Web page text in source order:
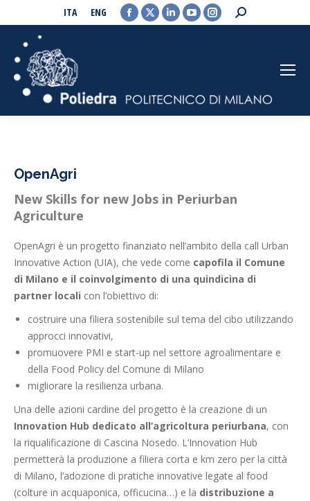
ITA ENG
Facebook
page
window
X
page
window
Linkedin
page
window
YouTube
page
window
Instagram
page
window
Search:
OpenAgri
New Skills for new Jobs in Periurban
Agriculture
OpenAgri è un progetto finanziato nell’ambito della call Urban
Innovative Action (UIA), che vede come capofila il Comune
di Milano e il coinvolgimento di una quindicina di
partner locali con l’obiettivo di:
costruire una filiera sostenibile sul tema del cibo utilizzando
approcci innovativi,
promuovere PMI e start-up nel settore agroalimentare e
della Food Policy del Comune di Milano
migliorare la resilienza urbana.
Una delle azioni cardine del progetto è la creazione di un
Innovation Hub dedicato all’agricoltura periurbana, con
la riqualificazione di Cascina Nosedo. L’Innovation Hub
permetterà la produzione a filiera corta e km zero per la città
di Milano, l’adozione di pratiche innovative legate al food
(colture in acquaponica, officucina…) e la distribuzione a